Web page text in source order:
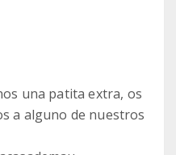
una patita extra, os
a alguno de nuestros